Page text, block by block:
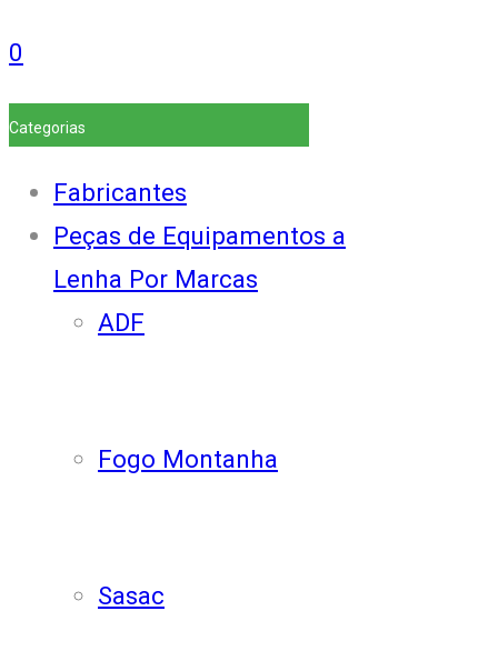
0
Categorias
Fabricantes
Peças de Equipamentos a
Lenha Por Marcas
ADF
Fogo Montanha
Sasac